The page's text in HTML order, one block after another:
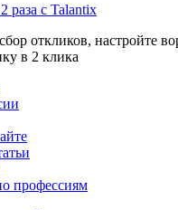
раза с Talantix
откликов, настройте
в 2 клика
профессиям